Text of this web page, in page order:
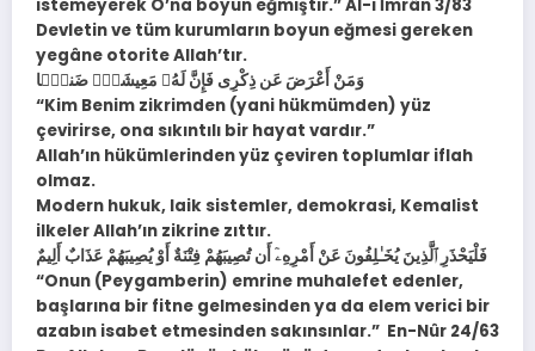
istemeyerek O’na boyun eğmiştir.” Al-i İmrân 3/83
Devletin ve tüm kurumların boyun eğmesi gereken
yegâne otorite Allah’tır.
وَمَنْ أَعْرَضَ عَن ذِكْرِى فَإِنَّ لَهُۥ مَعِيشَةًۭ ضَنكًۭا
“Kim Benim zikrimden (yani hükmümden) yüz
çevirirse, ona sıkıntılı bir hayat vardır.”
Allah’ın hükümlerinden yüz çeviren toplumlar iflah
olmaz.
Modern hukuk, laik sistemler, demokrasi, Kemalist
ilkeler Allah’ın zikrine zıttır.
فَلْيَحْذَرِ ٱلَّذِينَ يُخَـٰلِفُونَ عَنْ أَمْرِهِۦٓ أَن تُصِيبَهُمْ فِتْنَةٌ أَوْ يُصِيبَهُمْ عَذَابٌ أَلِيمٌ
“Onun (Peygamberin) emrine muhalefet edenler,
başlarına bir fitne gelmesinden ya da elem verici bir
azabın isabet etmesinden sakınsınlar.” En-Nûr 24/63